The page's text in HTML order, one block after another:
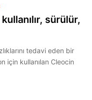
sürülür,
tedavi eden bir
için kullanılan Cleocin